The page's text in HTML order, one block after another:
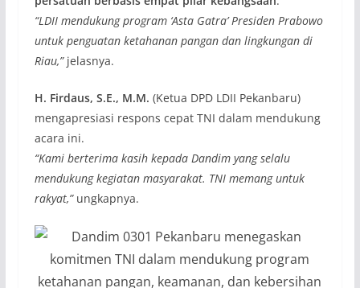
“LDII mendukung program ‘Asta Gatra’ Presiden Prabowo
untuk penguatan ketahanan pangan dan lingkungan di
Riau,”jelasnya.
H. Firdaus, S.E., M.M. (Ketua DPD LDII Pekanbaru)
mengapresiasi respons cepat TNI dalam mendukung
acara ini.
“Kami berterima kasih kepada Dandim yang selalu
mendukung kegiatan masyarakat. TNI memang untuk
rakyat,”ungkapnya.